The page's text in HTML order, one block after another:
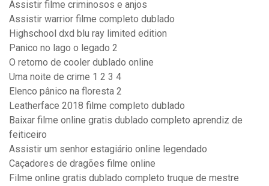
Assistir filme criminosos e anjos
Assistir warrior filme completo dublado
Highschool dxd blu ray limited edition
Panico no lago o legado 2
O retorno de cooler dublado online
Uma noite de crime 1 2 3 4
Elenco pânico na floresta 2
Leatherface 2018 filme completo dublado
Baixar filme online gratis dublado completo aprendiz de
feiticeiro
Assistir um senhor estagiário online legendado
Caçadores de dragões filme online
Filme online gratis dublado completo truque de mestre